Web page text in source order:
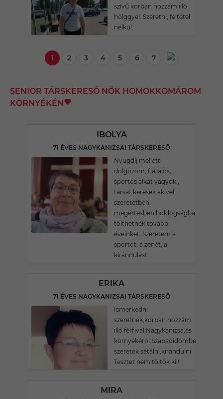
szívű korban hozzám illő
hölggyel. Szeretni, feltétel
nélkül.
1 2 3 4 5 6 7
SENIOR TÁRSKERESŐ NŐK HOMOKKOMÁROM
KÖRNYÉKÉN
IBOLYA
71 ÉVES NAGYKANIZSAI TÁRSKERESŐ
Nyugdíj mellett
dolgozom, fiatalos,
sportos alkat vagyok ,
társat keresek akivel
szeretetben,
megértésben,boldogságban
tölthetnék további
éveinket. Szeretem a
sportot, a zenét, a
kirándulást.
ERIKA
71 ÉVES NAGYKANIZSAI TÁRSKERESŐ
Ismerkedni
szeretnék,korban hozzám
illő férfival Nagykanizsa,és
környékéről.Szabadidőmben
szeretek sétálni,kirándulni.
Tesztet nem töltök ki!!
MIRA